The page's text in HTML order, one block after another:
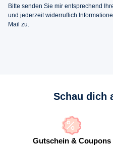
Bitte senden Sie mir entsprechend
und jederzeit widerruflich
Mail zu.
Schau dich
Gutschein & Coupons